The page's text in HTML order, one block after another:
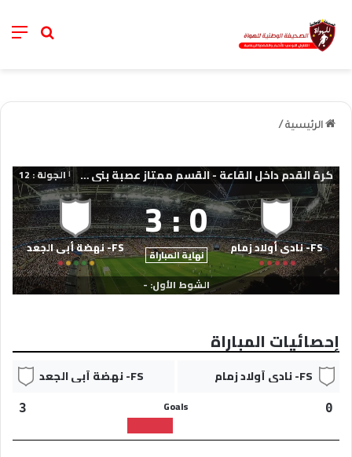
خانة
الرئيسية /
كرة القدم داخل القاعة - القسم ممتاز عصبة بني ملال خنيفرة | الجولة : 12
FS- نادي أولاد زمام 0
:
3
نهاية المباراة FS- نهضة أبي الجعد
الشوط الأول: -
إحصائيات المباراة
FS- نادي أولاد زمام FS- نهضة أبي الجعد
0
Goals
3